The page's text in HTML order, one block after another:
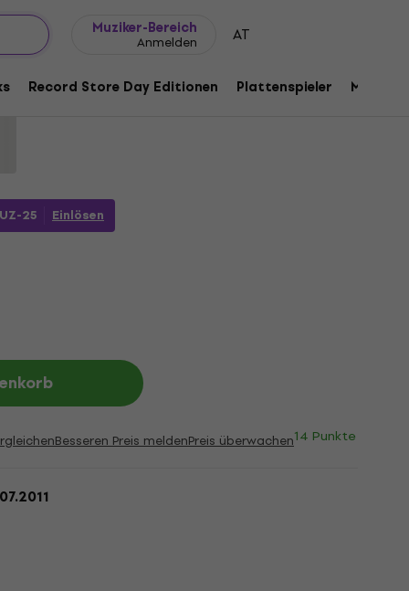
Muziker-Bereich
Anmelden AT
Record Store Day Editionen Plattenspieler Musik
1190326
25 Einlösen
Besseren Preis meldenPreis überwachen14 Punkte